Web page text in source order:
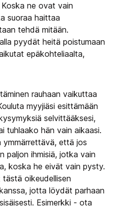
ne ovat vain
suoraa haittaa
tehdä mitään.
pyydät heitä poistumaan
epäkohteliaalta,
rauhaan vaikuttaa
myyjiäsi esittämään
selvittääksesi,
tuhlaako hän vain aikaasi.
ymmärrettävä, että jos
paljon ihmisiä, jotka vain
koska he eivät vain pysty.
oikeudellisen
jotta löydät parhaan
Esimerkki - ota